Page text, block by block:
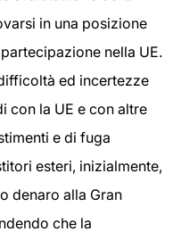
in una posizione
nella UE.
ed incertezze
con la UE e con altre
e di fuga
esteri, inizialmente,
denaro alla Gran
che la